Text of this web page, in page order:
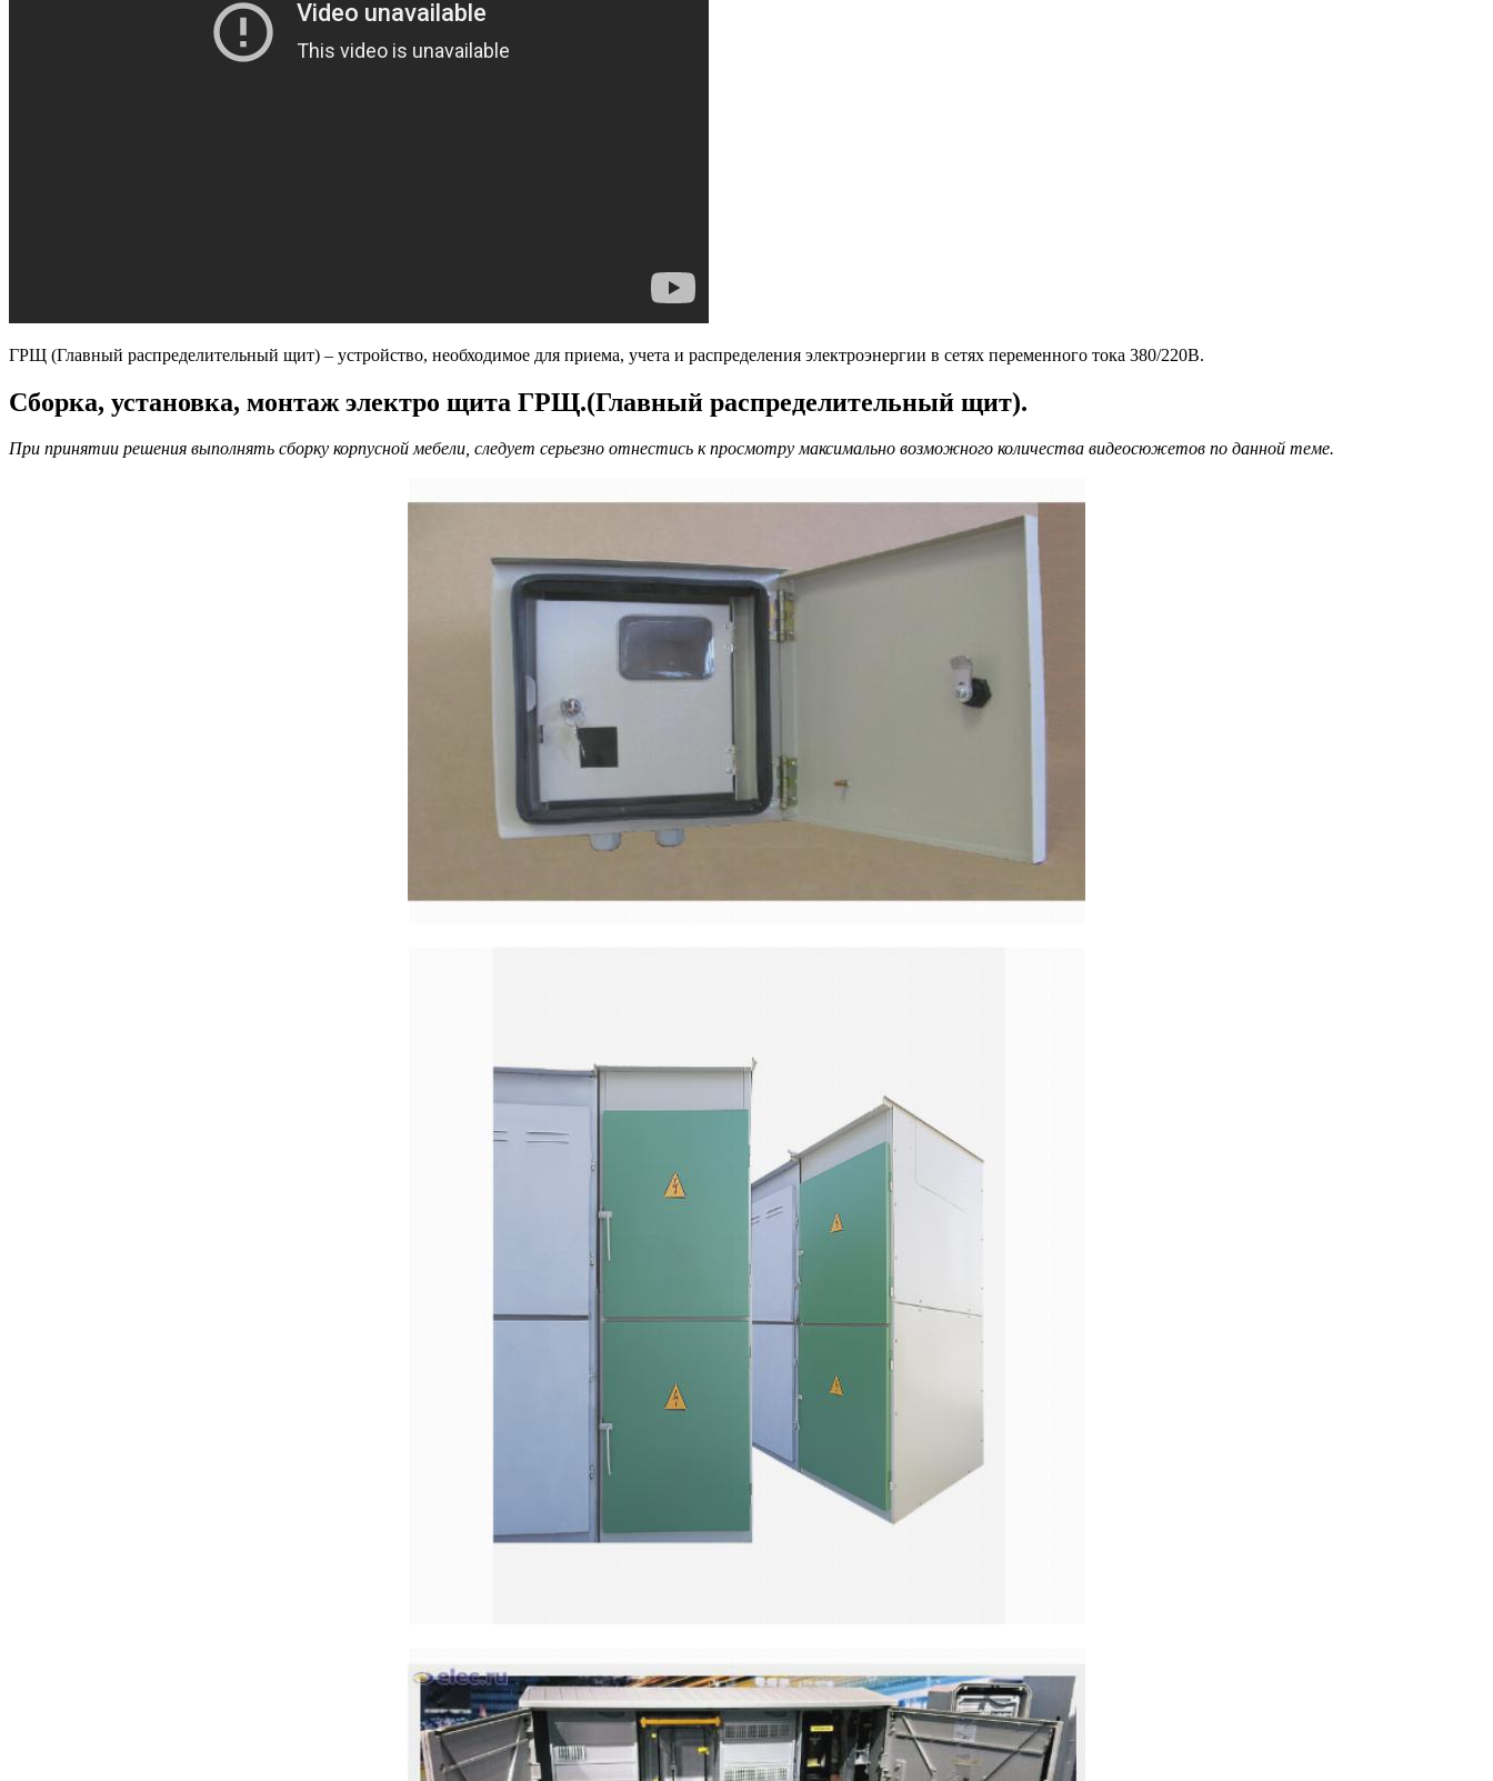
ГРЩ (Главный распределительный щит) – устройство, необходимое для приема, учета и распределения электроэнергии в сетях переменного тока 380/220В.
Cборка, установка, монтаж электро щита ГРЩ.(Главный распределительный щит).
При принятии решения выполнять сборку корпусной мебели, следует серьезно отнестись к просмотру максимально возможного количества видеосюжетов по данной теме.